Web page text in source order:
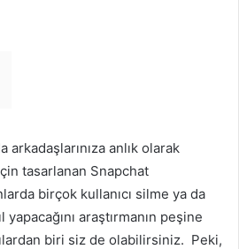
anlık olarak
tasarlanan Snapchat
birçok kullanıcı silme ya da
araştırmanın peşine
biri siz de olabilirsiniz. Peki,